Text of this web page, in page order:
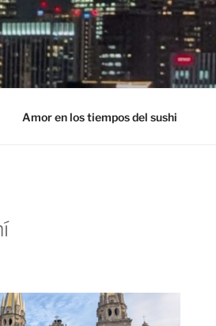
Amor en los tiempos del sushi